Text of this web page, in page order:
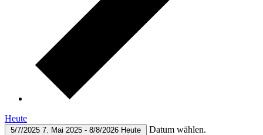
Heute
5/7/2025 7. Mai 2025 - 8/8/2026 Heute Datum wählen.